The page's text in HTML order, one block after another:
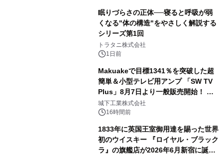
眠りづらさの正体──寝ると呼吸が弱
くなる"体の構造"をやさしく解説する
シリーズ第1回
トラタニ株式会社
1日前
Makuakeで目標1341％を突破した超
簡単＆小型テレビ用アンプ 「SW TV
Plus」8月7日より一般販売開始！ ケ
ーブル1本つなぐだけ、テレビの音が
ぐっと豊かに
城下工業株式会社
16時間前
1833年に英国王室御用達を賜った世界
初のウイスキー 『ロイヤル・ブラック
ラ』の旗艦店が2026年6月新宿に誕